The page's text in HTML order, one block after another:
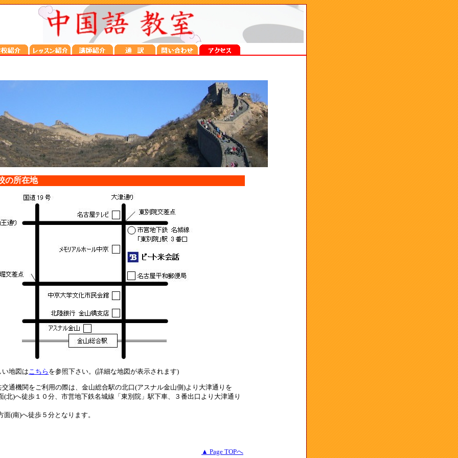
の所在地
い地図は こちら を参照下さい。(詳細な地図が表示されます)
交通機関をご利用の際は、金山総合駅の北口(アスナル金山側)より大津通りを
(北)へ徒歩１０分、市営地下鉄名城線「東別院」駅下車、３番出口より大津通り
面(南)へ徒歩５分となります。
▲ Page TOPへ